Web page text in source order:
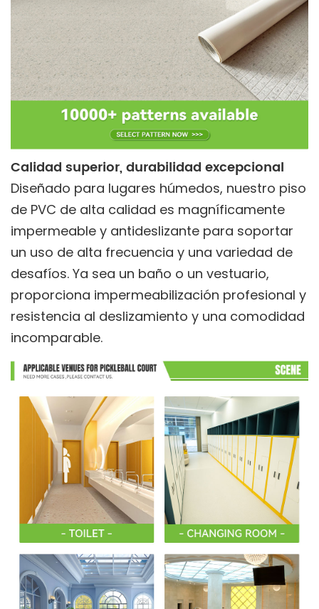
Calidad superior, durabilidad excepcional
Diseñado para lugares húmedos, nuestro piso
de PVC de alta calidad es magníficamente
impermeable y antideslizante para soportar
un uso de alta frecuencia y una variedad de
desafíos. Ya sea un baño o un vestuario,
proporciona impermeabilización profesional y
resistencia al deslizamiento y una comodidad
incomparable.